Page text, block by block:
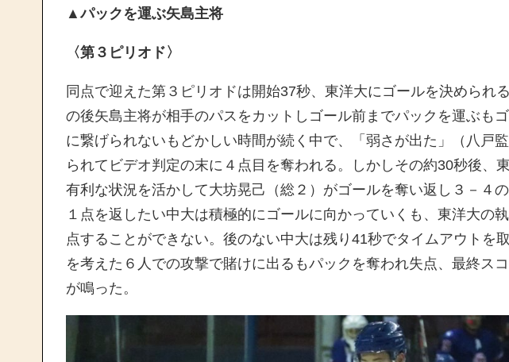
▲パックを運ぶ矢島主将
〈第３ピリオド〉
同点で迎えた第３ピリオドは開始37秒、東洋大にゴールを決められ
の後矢島主将が相手のパスをカットしゴール前までパックを運ぶも
に繋げられないもどかしい時間が続く中で、「弱さが出た」（八戸
られてビデオ判定の末に４点目を奪われる。しかしその約30秒後、
有利な状況を活かして大坊晃己（総２）がゴールを奪い返し３－４
１点を返したい中大は積極的にゴールに向かっていくも、東洋大の
点することができない。後のない中大は残り41秒でタイムアウトを
を考えた６人での攻撃で賭けに出るもパックを奪われ失点、最終ス
が鳴った。